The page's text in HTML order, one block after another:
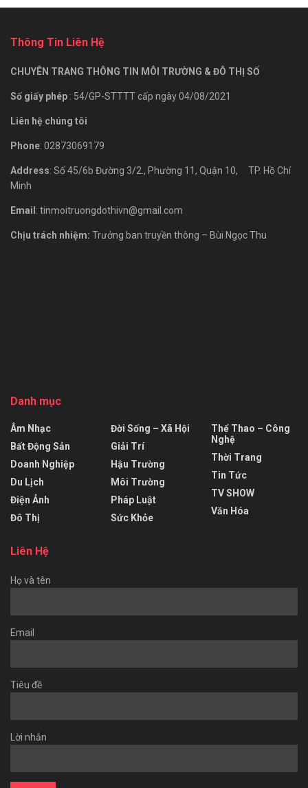
Thông Tin Liên Hệ
CHUYÊN TRANG THÔNG TIN MÔI TRƯỜNG & ĐÔ THỊ SỐ
Số giấy phép : 54/GP-STTTT cấp ngày 04/08/2021
Liên hệ chúng tôi
Phone: 02873069179
Address: Số 45/6b Đường 3/2., Phường 11, Quận 10, TP. Hồ Chí
Minh
Email: tinmoitruongdothivn@gmail.com
Chịu trách nhiệm: Trưởng ban truyền thông – Bùi Ngọc Thu
Danh mục
Âm Nhạc
Bất Động Sản
Doanh Nghiệp
Du Lịch
Điện Ảnh
Đô Thị
Đời Sống – Xã Hội
Giải Trí
Hậu Trường
Môi Trường
Pháp Luật
Sức Khỏe
Thể Thao – Công
Nghệ
Thời Trang
Tin Tức
TV SHOW
Văn Hóa
Liên Hệ
Họ và tên
Email
Tiêu đề
Lời nhắn